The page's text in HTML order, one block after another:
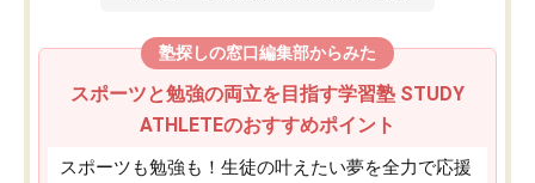
塾探しの窓口編集部からみた
スポーツと勉強の両立を目指す学習塾 STUDY
ATHLETEのおすすめポイント
スポーツも勉強も！生徒の叶えたい夢を全力で応援